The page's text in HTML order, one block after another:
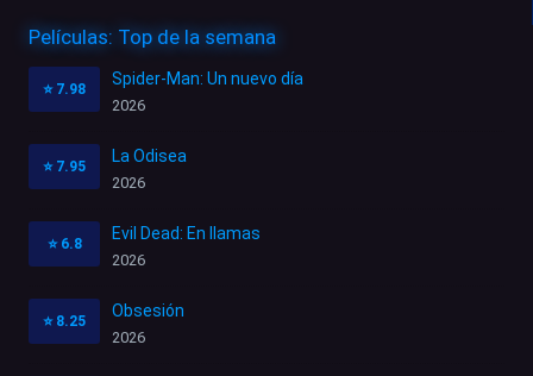
Películas: Top de la semana
⭐ 7.98
Spider-Man: Un nuevo día
2026
⭐ 7.95
La Odisea
2026
⭐ 6.8
Evil Dead: En llamas
2026
⭐ 8.25
Obsesión
2026